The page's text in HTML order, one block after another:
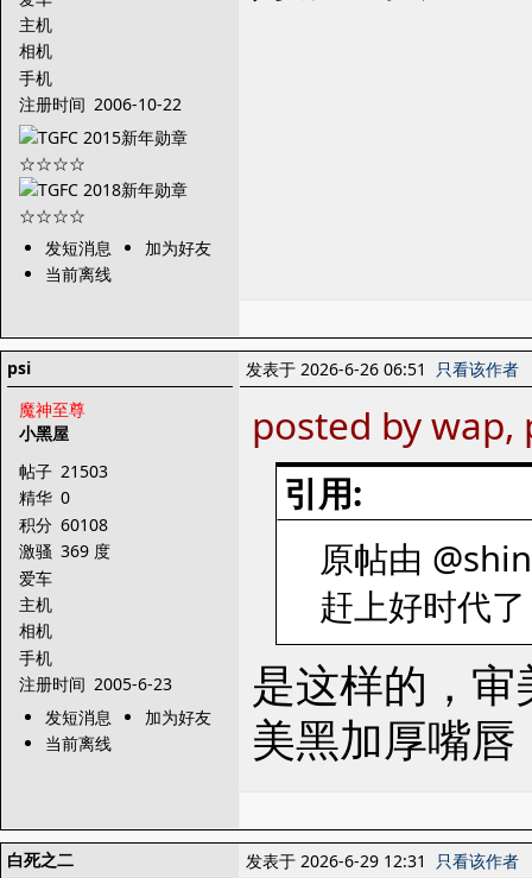
主机
相机
手机
注册时间 2006-10-22
发短消息
加为好友
当前离线
psi
魔神至尊
小黑屋
帖子 21503
精华 0
积分 60108
激骚 369 度
爱车
主机
相机
手机
注册时间 2005-6-23
发短消息
加为好友
当前离线
发表于 2026-6-26 06:51 只看该作者
posted by
引用:
原帖由
赶上好时代
是这样的，
美黑加厚嘴
白死之二
发表于 2026-6-29 12:31 只看该作者